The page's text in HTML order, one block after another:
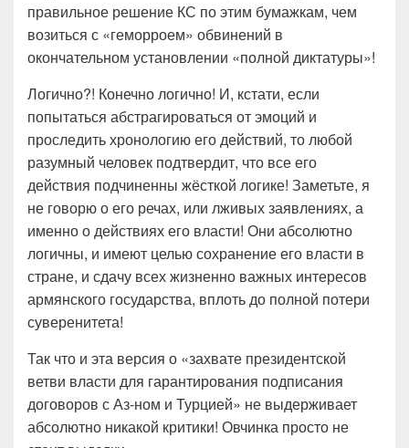
правильное решение КС по этим бумажкам, чем
возиться с «геморроем» обвинений в
окончательном установлении «полной диктатуры»!
Логично?! Конечно логично! И, кстати, если
попытаться абстрагироваться от эмоций и
проследить хронологию его действий, то любой
разумный человек подтвердит, что все его
действия подчиненны жёсткой логике! Заметьте, я
не говорю о его речах, или лживых заявлениях, а
именно о действиях его власти! Они абсолютно
логичны, и имеют целью сохранение его власти в
стране, и сдачу всех жизненно важных интересов
армянского государства, вплоть до полной потери
суверенитета!
Так что и эта версия о «захвате президентской
ветви власти для гарантирования подписания
договоров с Аз-ном и Турцией» не выдерживает
абсолютно никакой критики! Овчинка просто не